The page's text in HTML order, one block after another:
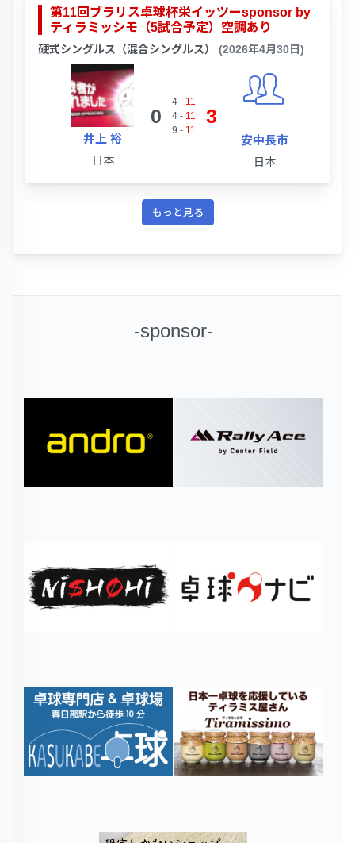
第11回ブラリス卓球杯栄イッツーsponsor by
ティラミッシモ（5試合予定）空調あり
硬式シングルス（混合シングルス） (2026年4月30日)
井上 裕
日本
0
4- 11
4- 11
9 - 11
3
安中長市
日本
もっと見る
-sponsor-